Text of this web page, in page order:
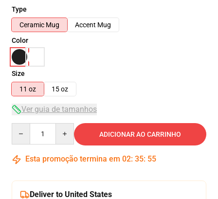
Type
Ceramic Mug
Accent Mug
Color
Size
11 oz
15 oz
Ver guia de tamanhos
ADICIONAR AO CARRINHO
Esta promoção termina em 02: 35: 55
Deliver to United States